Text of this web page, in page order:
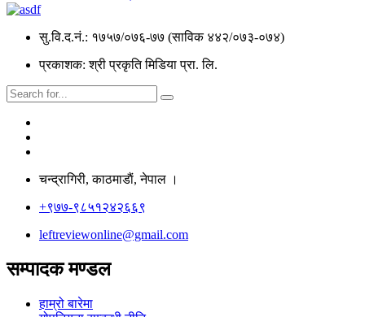
सु.वि.द.नं.: १७५७/०७६-७७ (साविक ४४२/०७३-०७४)
प्रकाशक: श्री प्रकृति मिडिया प्रा. लि.
चन्द्रागिरी, काठमाडाैं, नेपाल ।
+९७७-९८५१२४२६६९
leftreviewonline@gmail.com
सम्पादक मण्डल
हाम्रो बारेमा